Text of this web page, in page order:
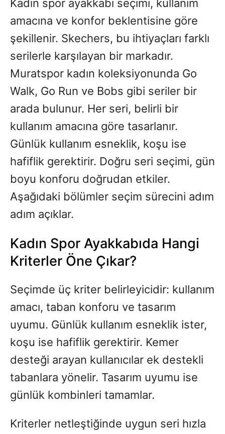
Kadın spor ayakkabı seçimi, kullanım
amacına ve konfor beklentisine göre
şekillenir. Skechers, bu ihtiyaçları farklı
serilerle karşılayan bir markadır.
Muratspor kadın koleksiyonunda Go
Walk, Go Run ve Bobs gibi seriler bir
arada bulunur. Her seri, belirli bir
kullanım amacına göre tasarlanır.
Günlük kullanım esneklik, koşu ise
hafiflik gerektirir. Doğru seri seçimi, gün
boyu konforu doğrudan etkiler.
Aşağıdaki bölümler seçim sürecini adım
adım açıklar.
Kadın Spor Ayakkabıda Hangi
Kriterler Öne Çıkar?
Seçimde üç kriter belirleyicidir: kullanım
amacı, taban konforu ve tasarım
uyumu. Günlük kullanım esneklik ister,
koşu ise hafiflik gerektirir. Kemer
desteği arayan kullanıcılar ek destekli
tabanlara yönelir. Tasarım uyumu ise
günlük kombinleri tamamlar.
Kriterler netleştiğinde uygun seri hızla